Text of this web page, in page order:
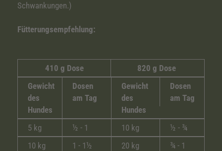
Schwankungen.)
Fütterungsempfehlung:
410 g Dose
820 g Dose
Gewicht
des
Hundes
Dosen
am Tag
Dosen
am Tag
Gewicht
des
Hundes
5 kg
½ - 1 ½ - ¾
10 kg
10 kg
1 - 1½ ¾ - 1
20 kg